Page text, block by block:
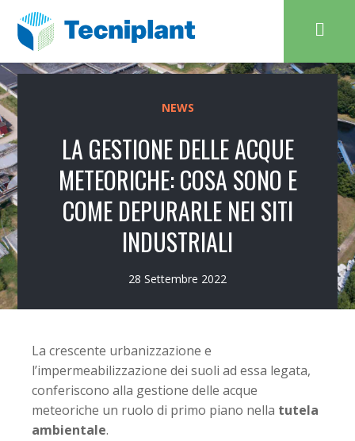
NEWS
LA GESTIONE DELLE ACQUE
METEORICHE: COSA SONO E
COME DEPURARLE NEI SITI
INDUSTRIALI
28 Settembre 2022
La crescente urbanizzazione e
l’impermeabilizzazione dei suoli ad essa legata,
conferiscono alla gestione delle acque
meteoriche un ruolo di primo piano nella tutela
ambientale.